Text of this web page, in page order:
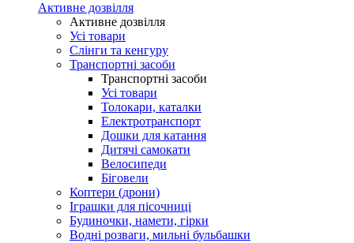
Активне дозвілля
Активне дозвілля
Усі товари
Слінги та кенгуру
Транспортні засоби
Транспортні засоби
Усі товари
Толокари, каталки
Електротранспорт
Дошки для катання
Дитячі самокати
Велосипеди
Біговели
Коптери (дрони)
Іграшки для пісочниці
Будиночки, намети, гірки
Водні розваги, мильні бульбашки